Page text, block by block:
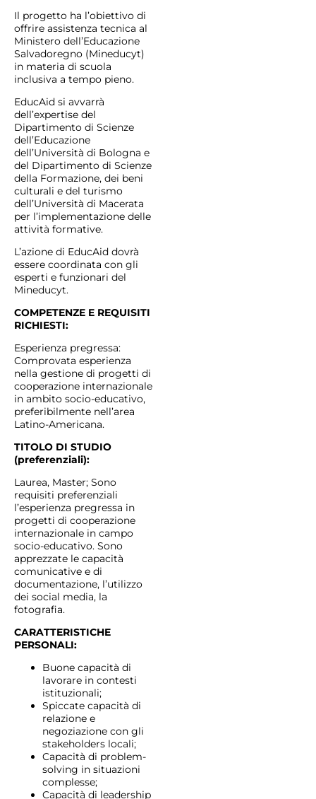
Il progetto ha l’obiettivo di
offrire assistenza tecnica al
Ministero dell’Educazione
Salvadoregno (Mineducyt)
in materia di scuola
inclusiva a tempo pieno.
EducAid si avvarrà
dell’expertise del
Dipartimento di Scienze
dell’Educazione
dell’Università di Bologna e
del Dipartimento di Scienze
della Formazione, dei beni
culturali e del turismo
dell’Università di Macerata
per l’implementazione delle
attività formative.
L’azione di EducAid dovrà
essere coordinata con gli
esperti e funzionari del
Mineducyt.
COMPETENZE E REQUISITI
RICHIESTI:
Esperienza pregressa:
Comprovata esperienza
nella gestione di progetti di
cooperazione internazionale
in ambito socio-educativo,
preferibilmente nell’area
Latino-Americana.
TITOLO DI STUDIO
(preferenziali):
Laurea, Master; Sono
requisiti preferenziali
l’esperienza pregressa in
progetti di cooperazione
internazionale in campo
socio-educativo. Sono
apprezzate le capacità
comunicative e di
documentazione, l’utilizzo
dei social media, la
fotografia.
CARATTERISTICHE
PERSONALI:
Buone capacità di
lavorare in contesti
istituzionali;
Spiccate capacità di
relazione e
negoziazione con gli
stakeholders locali;
Capacità di problem-
solving in situazioni
complesse;
Capacità di leadership